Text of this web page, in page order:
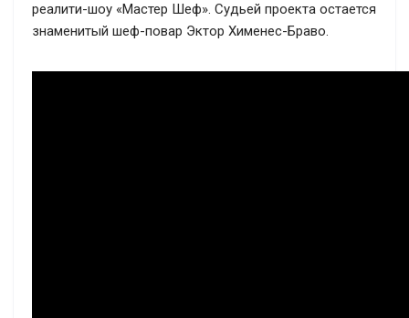
реалити-шоу «Мастер Шеф». Судьей проекта остается
знаменитый шеф-повар Эктор Хименес-Браво.